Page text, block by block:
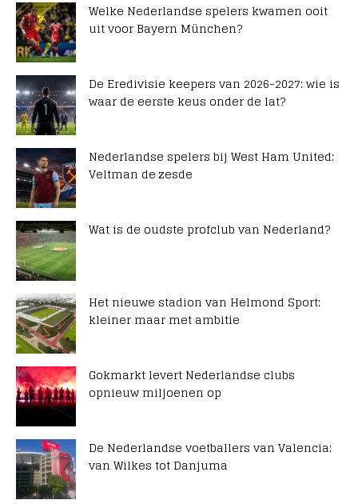
Welke Nederlandse spelers kwamen ooit
uit voor Bayern München?
De Eredivisie keepers van 2026-2027: wie is
waar de eerste keus onder de lat?
Nederlandse spelers bij West Ham United:
Veltman de zesde
Wat is de oudste profclub van Nederland?
Het nieuwe stadion van Helmond Sport:
kleiner maar met ambitie
Gokmarkt levert Nederlandse clubs
opnieuw miljoenen op
De Nederlandse voetballers van Valencia:
van Wilkes tot Danjuma